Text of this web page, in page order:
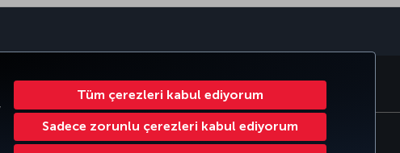
Tüm çerezleri kabul ediyorum
Sadece zorunlu çerezleri kabul ediyorum
CORPORATE CLUB TÜRK HAVA YOLLARI
Hakları